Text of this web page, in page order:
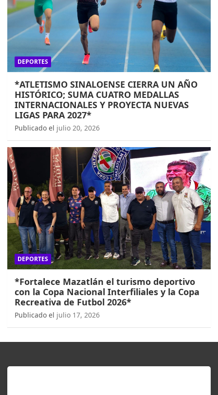
DEPORTES
*ATLETISMO SINALOENSE CIERRA UN AÑO
HISTÓRICO; SUMA CUATRO MEDALLAS
INTERNACIONALES Y PROYECTA NUEVAS
LIGAS PARA 2027*
Publicado el julio 20, 2026
DEPORTES
*Fortalece Mazatlán el turismo deportivo
con la Copa Nacional Interfiliales y la Copa
Recreativa de Futbol 2026*
Publicado el julio 17, 2026